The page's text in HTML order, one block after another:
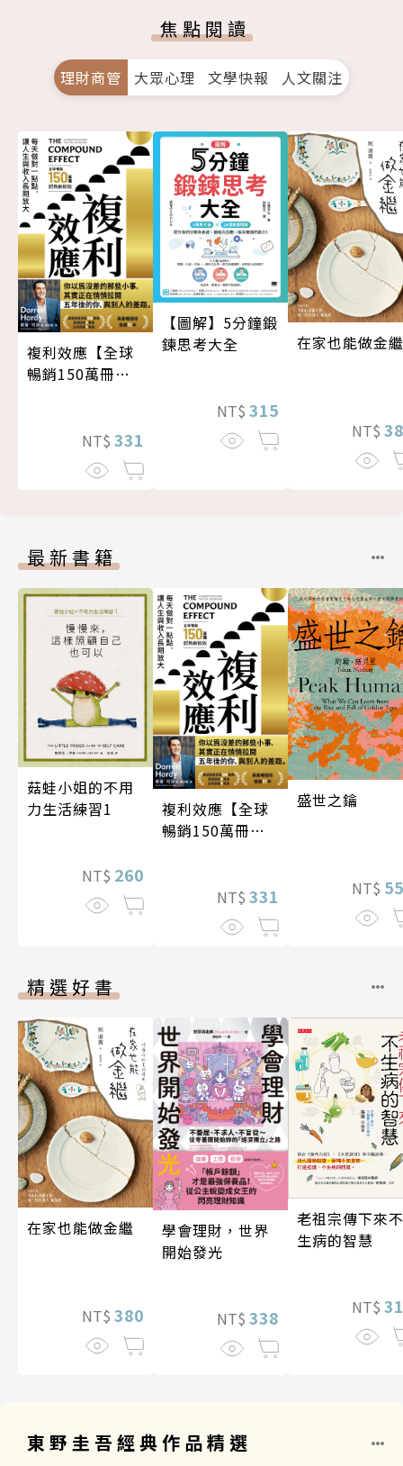
焦點閱讀
理財商管 大眾心理 文學快報 人文關注
複利效應【全球
暢銷150萬冊・
NT$ 331
【圖解】5分鐘鍛
鍊思考大全
NT$ 315
在家也能做金繼
NT$
最新書籍
菇蛙小姐的不用
力生活練習1
NT$ 260
複利效應【全球
暢銷150萬冊・
NT$ 331
盛世之鑰
NT$
精選好書
在家也能做金繼
NT$ 380
學會理財，世界
開始發光
NT$ 338
老祖宗傳下來不
生病的智慧
NT$
東野圭吾經典作品精選